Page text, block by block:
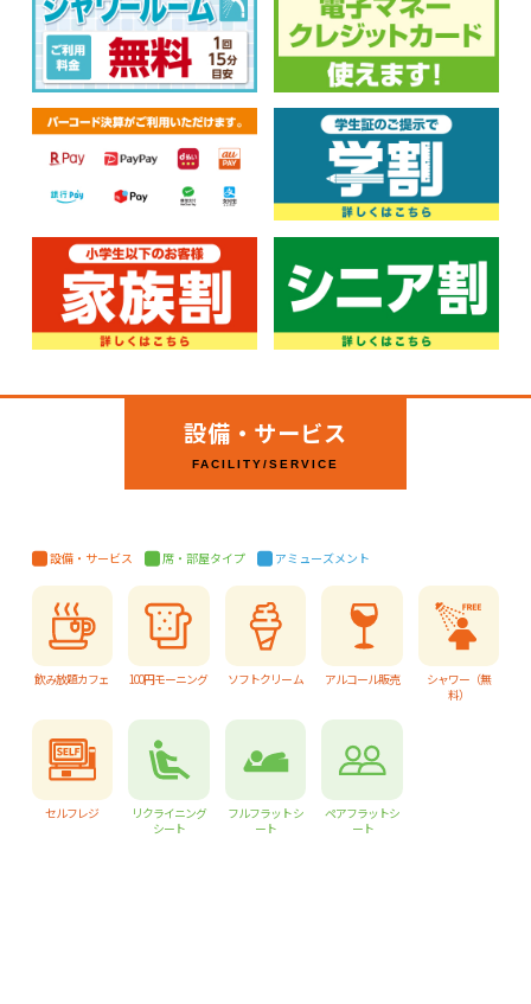
設備・サービス
FACILITY/SERVICE
設備・サービス 席・部屋タイプ アミューズメント
飲み放題カフェ 100円モーニング ソフトクリーム アルコール販売
シャワー（無
料）
セルフレジ
リクライニング
シート
フルフラットシ
ート
ペアフラットシ
ート